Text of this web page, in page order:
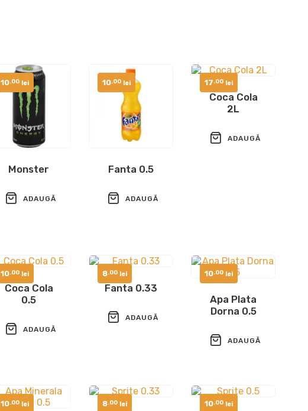
Monster
10.00 lei
ADAUGĂ
Fanta 0.5
10.00 lei
ADAUGĂ
Coca Cola
2L
17.00 lei
ADAUGĂ
Coca Cola
0.5
10.00 lei
ADAUGĂ
Fanta 0.33
8.00 lei
ADAUGĂ
Apa Plata
Dorna 0.5
10.00 lei
ADAUGĂ
10.00 lei 8.00 lei 10.00 lei